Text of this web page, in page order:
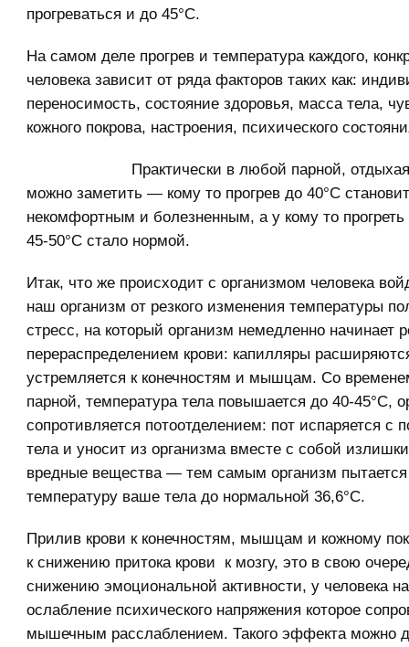
прогреваться и до 45°С.
На самом деле прогрев и температура каждого,
человека зависит от ряда факторов таких как:
переносимость, состояние здоровья, масса тела,
кожного покрова, настроения, психического
Практически в любой парной,
можно заметить — кому то прогрев до 40°С
некомфортным и болезненным, а у кому то прогреть
45-50°С стало нормой.
Итак, что же происходит с организмом человека
наш организм от резкого изменения температуры
стресс, на который организм немедленно начинает
перераспределением крови: капилляры
устремляется к конечностям и мышцам. Со
парной, температура тела повышается до 40-45°С,
сопротивляется потоотделением: пот испаряется с
тела и уносит из организма вместе с собой
вредные вещества — тем самым организм пытается
температуру ваше тела до нормальной 36,6°С.
Прилив крови к конечностям, мышцам и кожному
к снижению притока крови к мозгу, это в свою
снижению эмоциональной активности, у человека
ослабление психического напряжения которое
мышечным расслаблением. Такого эффекта можно